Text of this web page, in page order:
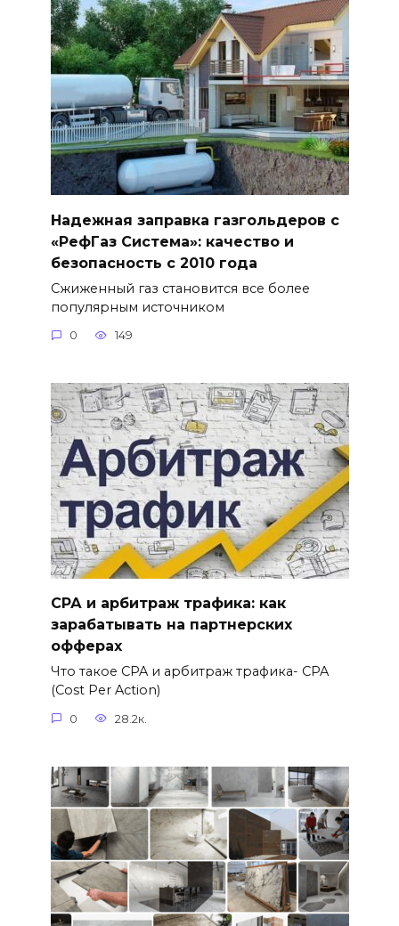
Надежная заправка газгольдеров с
«РефГаз Система»: качество и
безопасность с 2010 года
Сжиженный газ становится все более
популярным источником
0 149
СРА и арбитраж трафика: как
зарабатывать на партнерских
офферах
Что такое CPA и арбитраж трафика- CPA
(Cost Per Action)
0 28.2к.